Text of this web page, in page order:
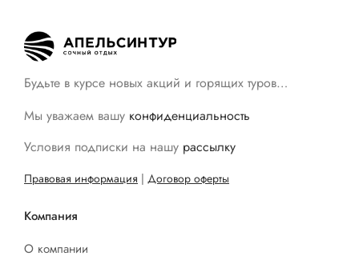
Будьте в курсе новых акций и горящих туров…
Мы уважаем вашу конфиденциальность
Условия подписки на нашу рассылку
Правовая информация | Договор оферты
Компания
О компании